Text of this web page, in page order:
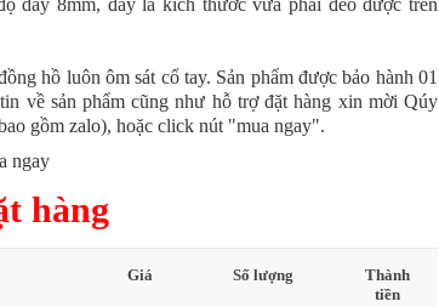
dày 8mm, đây là kích thước vừa phải đeo được trên
hồ luôn ôm sát cổ tay. Sản phẩm được bảo hành 01
về sản phẩm cũng như hỗ trợ đặt hàng xin mời Qúy
gồm zalo), hoặc click nút "mua ngay".
hàng
Giá Số lượng
Thành
tiền